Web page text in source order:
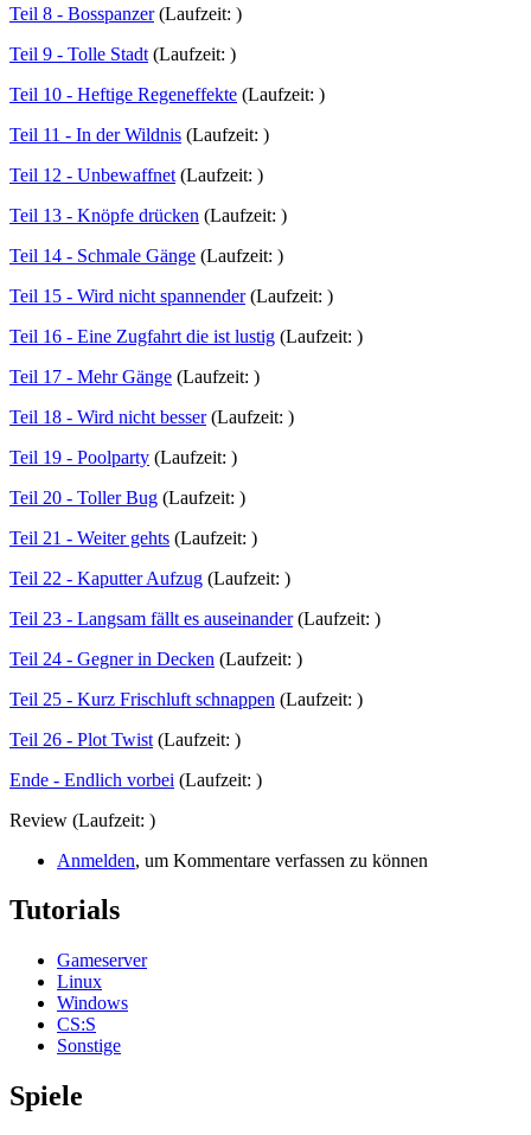
Teil 8 - Bosspanzer(Laufzeit: )
Teil 9 - Tolle Stadt (Laufzeit: )
Teil 10 - Heftige Regeneffekte (Laufzeit: )
Teil 11 - In der Wildnis (Laufzeit: )
Teil 12 - Unbewaffnet (Laufzeit: )
Teil 13 - Knöpfe drücken (Laufzeit: )
Teil 14 - Schmale Gänge (Laufzeit: )
Teil 15 - Wird nicht spannender(Laufzeit: )
Teil 16 - Eine Zugfahrt die ist lustig (Laufzeit: )
Teil 17 - Mehr Gänge (Laufzeit: )
Teil 18 - Wird nicht besser(Laufzeit: )
Teil 19 - Poolparty (Laufzeit: )
Teil 20 - Toller Bug (Laufzeit: )
Teil 21 - Weiter gehts (Laufzeit: )
Teil 22 - Kaputter Aufzug (Laufzeit: )
Teil 23 - Langsam fällt es auseinander(Laufzeit: )
Teil 24 - Gegner in Decken (Laufzeit: )
Teil 25 - Kurz Frischluft schnappen (Laufzeit: )
Teil 26 - Plot Twist (Laufzeit: )
Ende - Endlich vorbei (Laufzeit: )
Review (Laufzeit: )
Anmelden, um Kommentare verfassen zu können
Tutorials
Gameserver
Linux
Windows
CS:S
Sonstige
Spiele